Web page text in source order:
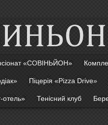
«СОВІНЬЙОН»
Піцерія «Pizza Drive»
отель» Тенісний клуб